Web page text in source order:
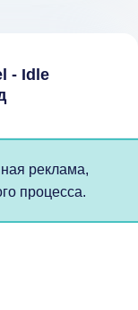
- Idle
реклама,
процесса.